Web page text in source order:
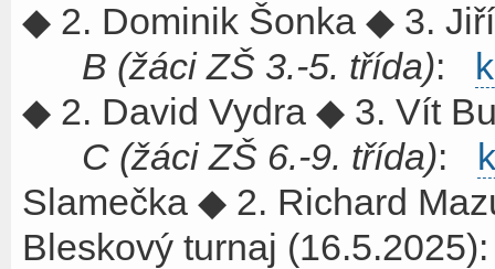
◆ 2. Dominik Šonka ◆ 3.
B (žáci ZŠ 3.-5. třída):
◆ 2. David Vydra ◆ 3. Vít
C (žáci ZŠ 6.-9. třída):
Slamečka ◆ 2. Richard
Bleskový turnaj